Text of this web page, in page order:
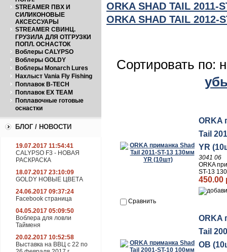
STREAMER ПВХ И
СИЛИКОНОВЫЕ
АКСЕССУАРЫ
STREAMER СВИНЦ.
ГРУЗИЛА ДЛЯ ОТГРУЗКИ
ПОПЛ. ОСНАСТОК
Воблеры CALYPSO
Воблеры GOLDY
Воблеры Monarch Lures
Нахлыст Vania Fly Fishing
Поплавок B-TECH
Поплавок EX TEAM
Поплавочные готовые
оснастки
БЛОГ / НОВОСТИ
19.07.2017 11:54:41
CALYPSO F3 - НОВАЯ
РАСКРАСКА
18.07.2017 23:10:09
GOLDY НОВЫЕ ЦВЕТА
24.06.2017 09:37:24
Facebook страница
04.05.2017 05:09:50
Воблера для ловли
Тайменя
20.02.2017 10:52:58
Выставка на ВВЦ с 22 по
ORKA SHAD TAIL 2011-
ORKA SHAD TAIL 2012-
Сортировать по:
ORKA
Tail
YR
3041 06
ORKA
ST-13
450.00
Сравнить
ORKA
Tail
OB